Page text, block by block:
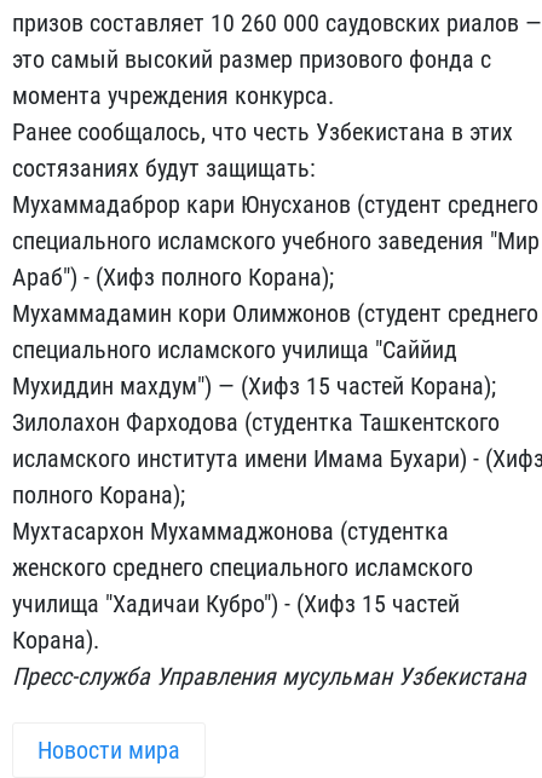
призов составляет 10 260 000 саудовских риалов —
это самый высокий размер призового фонда с
момента учреждения конкурса.
Ранее сообщалось, что честь Узбекистана в этих
состязаниях будут защищать:
Мухаммадаброр кари Юнусханов (студент среднего
специального исламского учебного заведения "Мир
Араб") - (Хифз полного Корана);
Мухаммадамин кори Олимжонов (студент среднего
специального исламского училища "Саййид
Мухиддин махдум") — (Хифз 15 частей Корана);
Зилолахон Фарходова (студентка Ташкентского
исламского института имени Имама Бухари) -
полного Корана);
Мухтасархон Мухаммаджонова (студентка
женского среднего специального исламского
училища "Хадичаи Кубро") - (Хифз 15 частей
Корана).
Пресс-служба Управления мусульман Узбекистана
Новости мира